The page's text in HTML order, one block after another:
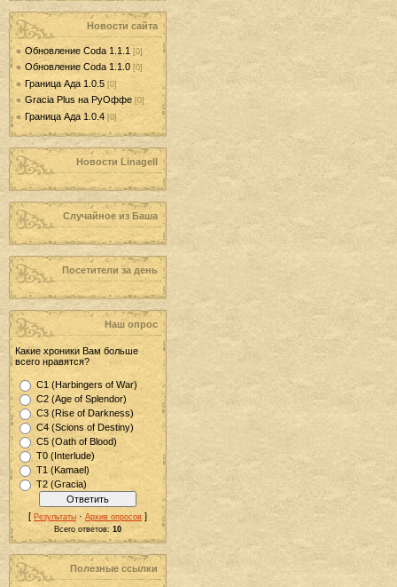
Новости сайта
Обновление Coda 1.1.1 [0]
Обновление Coda 1.1.0 [0]
Граница Ада 1.0.5 [0]
Gracia Plus на РуОффе [0]
Граница Ада 1.0.4 [0]
Новости LinageII
Случайное из Баша
Посетители за день
Наш опрос
Какие хроники Вам больше
всего нравятся?
С1 (Harbingers of War)
С2 (Age of Splendor)
С3 (Rise of Darkness)
С4 (Scions of Destiny)
С5 (Oath of Blood)
T0 (Interlude)
Т1 (Kamael)
T2 (Gracia)
[ Результаты · Архив опросов ]
Всего ответов: 10
Полезные ссылки